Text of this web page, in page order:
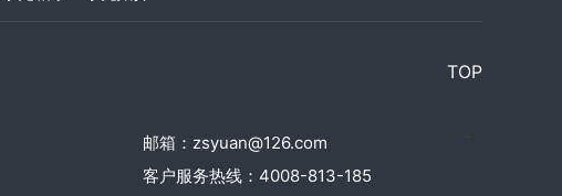
TOP
邮箱：zsyuan@126.com
客户服务热线：4008-813-185